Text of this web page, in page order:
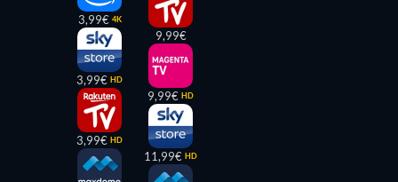
3,99€ 4K
3,99€ HD
3,99€ HD
9,99€
9,99€ HD
11,99€ HD